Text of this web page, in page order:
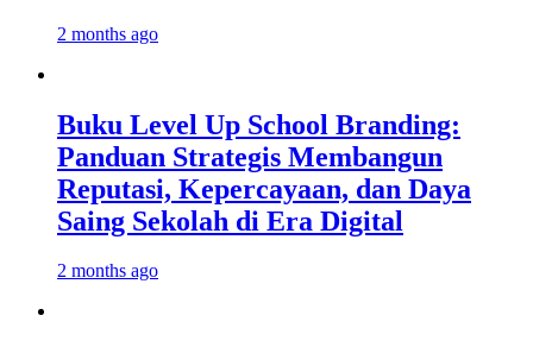
2 months ago
Buku Level Up School Branding:
Panduan Strategis Membangun
Reputasi, Kepercayaan, dan Daya
Saing Sekolah di Era Digital
2 months ago